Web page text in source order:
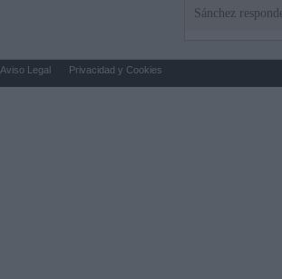
Sánchez
Aviso Legal Privacidad y Cookies